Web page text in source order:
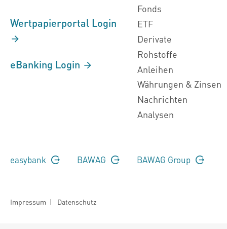
Wertpapierportal Login
eBanking Login
Fonds
ETF
Derivate
Rohstoffe
Anleihen
Währungen & Zinsen
Nachrichten
Analysen
easybank BAWAG BAWAG Group
Impressum | Datenschutz